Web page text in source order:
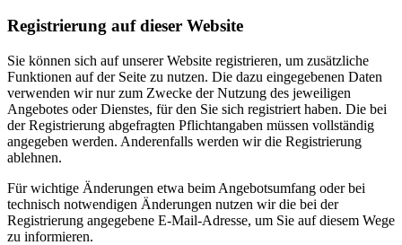
Registrierung auf dieser Website
Sie können sich auf unserer Website registrieren, um zusätzliche
Funktionen auf der Seite zu nutzen. Die dazu eingegebenen Daten
verwenden wir nur zum Zwecke der Nutzung des jeweiligen
Angebotes oder Dienstes, für den Sie sich registriert haben. Die bei
der Registrierung abgefragten Pflichtangaben müssen vollständig
angegeben werden. Anderenfalls werden wir die Registrierung
ablehnen.
Für wichtige Änderungen etwa beim Angebotsumfang oder bei
technisch notwendigen Änderungen nutzen wir die bei der
Registrierung angegebene E-Mail-Adresse, um Sie auf diesem Wege
zu informieren.